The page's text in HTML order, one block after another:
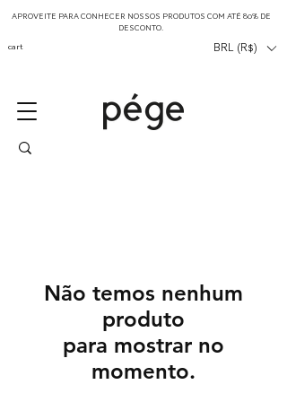
cart
APROVEITE PARA CONHECER NOSSOS PRODUTOS COM ATÉ 80% DE
DESCONTO.
BRL (R$)
Não temos nenhum
produto
para mostrar no
momento.